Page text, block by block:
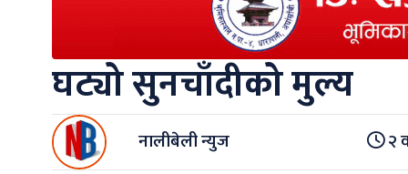
घट्यो सुनचाँदीको मुल्य
नालीबेली न्युज २